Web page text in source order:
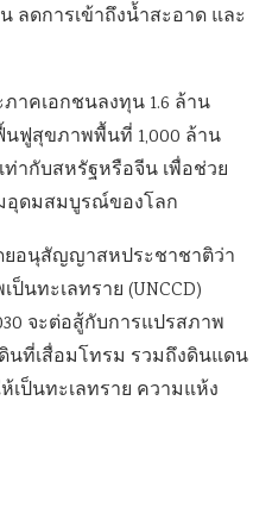
ดการเข้าถึงน้ำสะอาด และ
ภาคเอกชนลงทุน 1.6 ล้าน
นฟูสุขภาพพื้นที่ 1,000 ล้าน
ากับสหรัฐหรือจีน เพื่อช่วย
อุดมสมบูรณ์ของโลก
ยอนุสัญญาสหประชาชาติว่า
ป็นทะเลทราย (UNCCD)
จะต่อสู้กับการแปรสภาพ
นที่เสื่อมโทรม รวมถึงดินแดน
เป็นทะเลทราย ความแห้ง